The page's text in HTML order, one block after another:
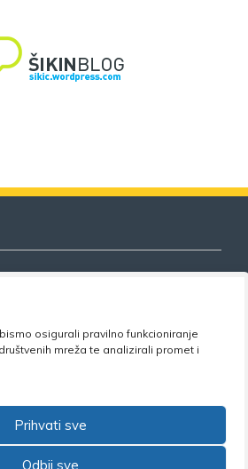
osigurali pravilno funkcioniranje
mreža te analizirali promet i
Prihvati sve
Odbij sve
znanosti i visokog
337 •Email: uprava@nsz.hr